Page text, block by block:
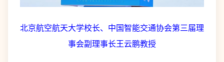
北京航空航天大学校长、中国智能交通协会第三届理
事会副理事长王云鹏教授